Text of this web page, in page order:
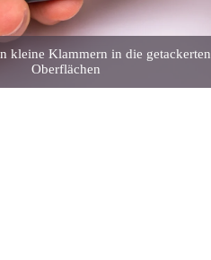
kleine Klammern in die getackerten
Oberflächen